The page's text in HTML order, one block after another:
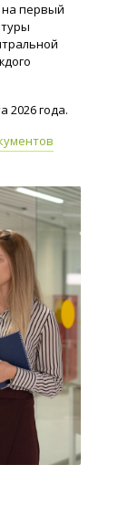
первый
2026 года.